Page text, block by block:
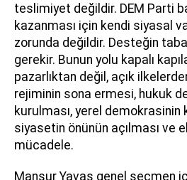
teslimiyet değildir. DEM Parti
kazanması için kendi siyasal
zorunda değildir. Desteğin
gerekir. Bunun yolu kapalı
pazarlıktan değil, açık
rejiminin sona ermesi, hukuk
kurulması, yerel demokrasinin
siyasetin önünün açılması ve
mücadele.
Mansur Yavaş genel seçmen